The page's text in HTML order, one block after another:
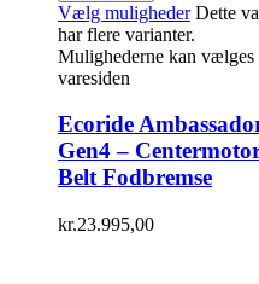
Vælg muligheder Dette
har flere varianter.
Mulighederne kan vælges
varesiden
Ecoride
Gen4 –
Belt Fodbremse
kr.23.995,00